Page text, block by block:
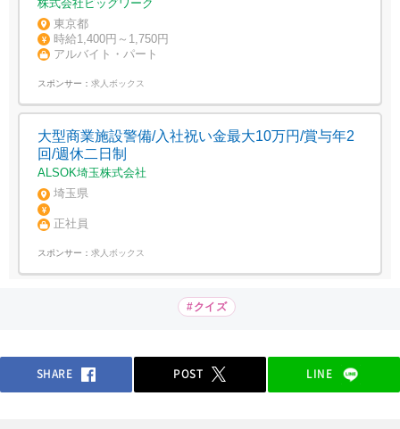
株式会社ビッグワーク
東京都
時給1,400円～1,750円
アルバイト・パート
スポンサー： 求人ボックス
大型商業施設警備/入社祝い金最大10万円/賞与年2
回/週休二日制
ALSOK埼玉株式会社
埼玉県
正社員
スポンサー： 求人ボックス
#クイズ
SHARE POST LINE